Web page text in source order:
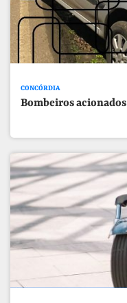
CONCÓRDIA
Bombeiros